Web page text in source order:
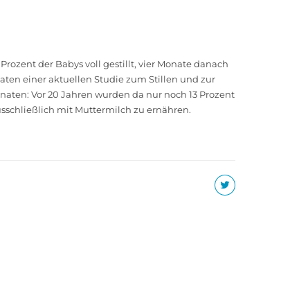
der Babys voll gestillt, vier Monate danach
einer aktuellen Studie zum Stillen und zur
Vor 20 Jahren wurden da nur noch 13 Prozent
mit Muttermilch zu ernähren.